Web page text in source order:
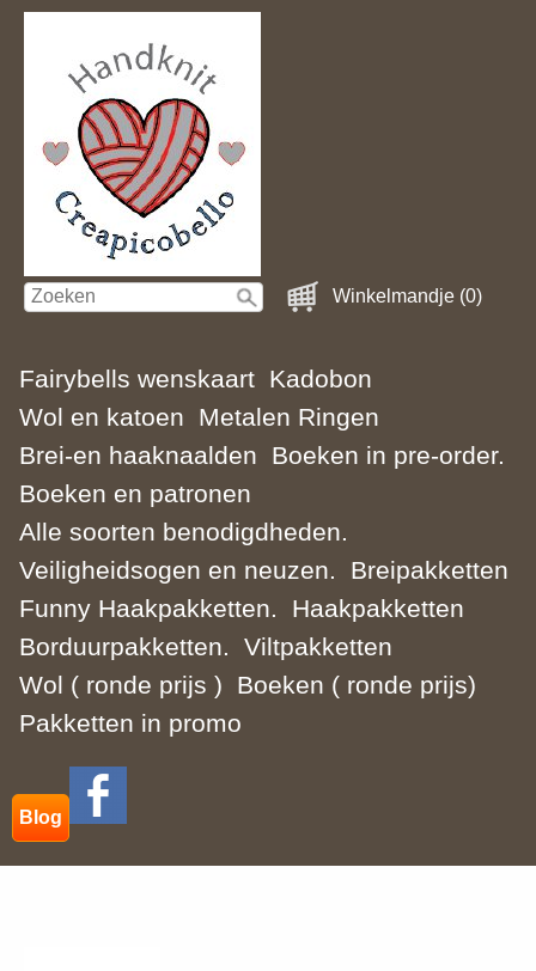
Winkelmandje (0)
Fairybells wenskaart Kadobon
Wol en katoen
Metalen Ringen
Brei-en haaknaalden
Boeken in pre-order.
Boeken en patronen
Alle soorten benodigdheden.
Veiligheidsogen en neuzen.
Breipakketten
Funny Haakpakketten.
Haakpakketten
Borduurpakketten.
Viltpakketten
Wol ( ronde prijs )
Boeken ( ronde prijs)
Pakketten in promo
Blog